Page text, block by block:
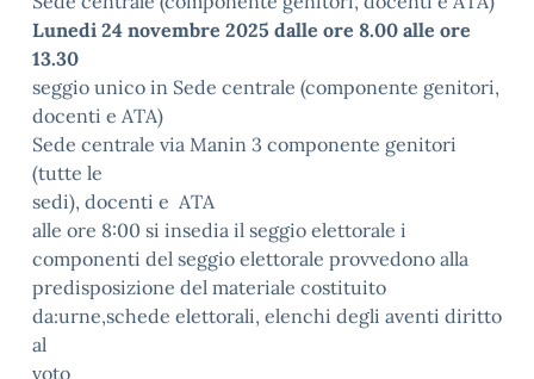
Lunedi 24 novembre 2025 dalle ore 8.00 alle ore
13.30
seggio unico in Sede centrale (componente genitori,
docenti e ATA)
Sede centrale via Manin 3 componente genitori
(tutte le
sedi), docenti e ATA
alle ore 8:00 si insedia il seggio elettorale i
componenti del seggio elettorale provvedono alla
predisposizione del materiale costituito
da:urne,schede elettorali, elenchi degli aventi diritto
al
voto